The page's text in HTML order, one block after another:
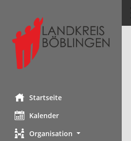
Startseite
Kalender
Organisation